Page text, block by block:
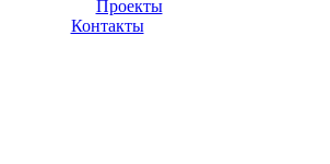
Проекты
Контакты